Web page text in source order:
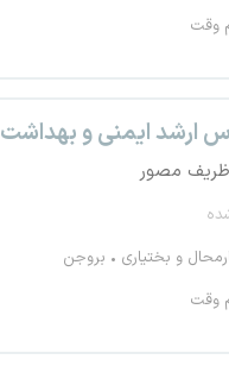
وقت
ارشد ایمنی و بهداشت
ظریف مصور
و بختیاری
بروجن
وقت